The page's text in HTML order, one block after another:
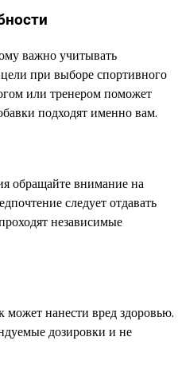
важно учитывать
при выборе спортивного
или тренером поможет
подходят именно вам.
обращайте внимание на
следует отдавать
независимые
может нанести вред здоровью.
дозировки и не